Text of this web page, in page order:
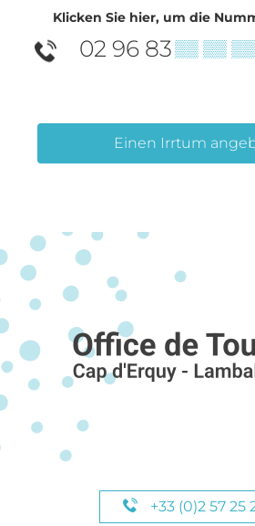
Klicken Sie hier, um die
02 96 83▒▒ ▒▒ ▒▒
Einen Irrtum
+33 (0)2 57 25